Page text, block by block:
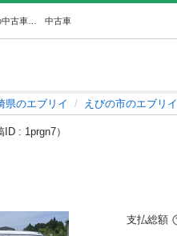
中古車
県のエブリイ えびの市のエブリイ
ID : 1prgn7）
支払総額